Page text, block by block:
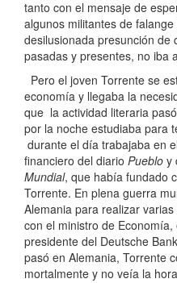
tanto con el mensaje de
algunos militantes de
desilusionada presunción de
pasadas y presentes, no iba
Pero el joven Torrente se
economía y llegaba la
que la actividad literaria
por la noche estudiaba para
durante el día trabajaba en
financiero del diario Pueblo y
Mundial, que había fundado
Torrente. En plena guerra
Alemania para realizar
con el ministro de
presidente del Deutsche
pasó en Alemania, Torrente
mortalmente y no veía la